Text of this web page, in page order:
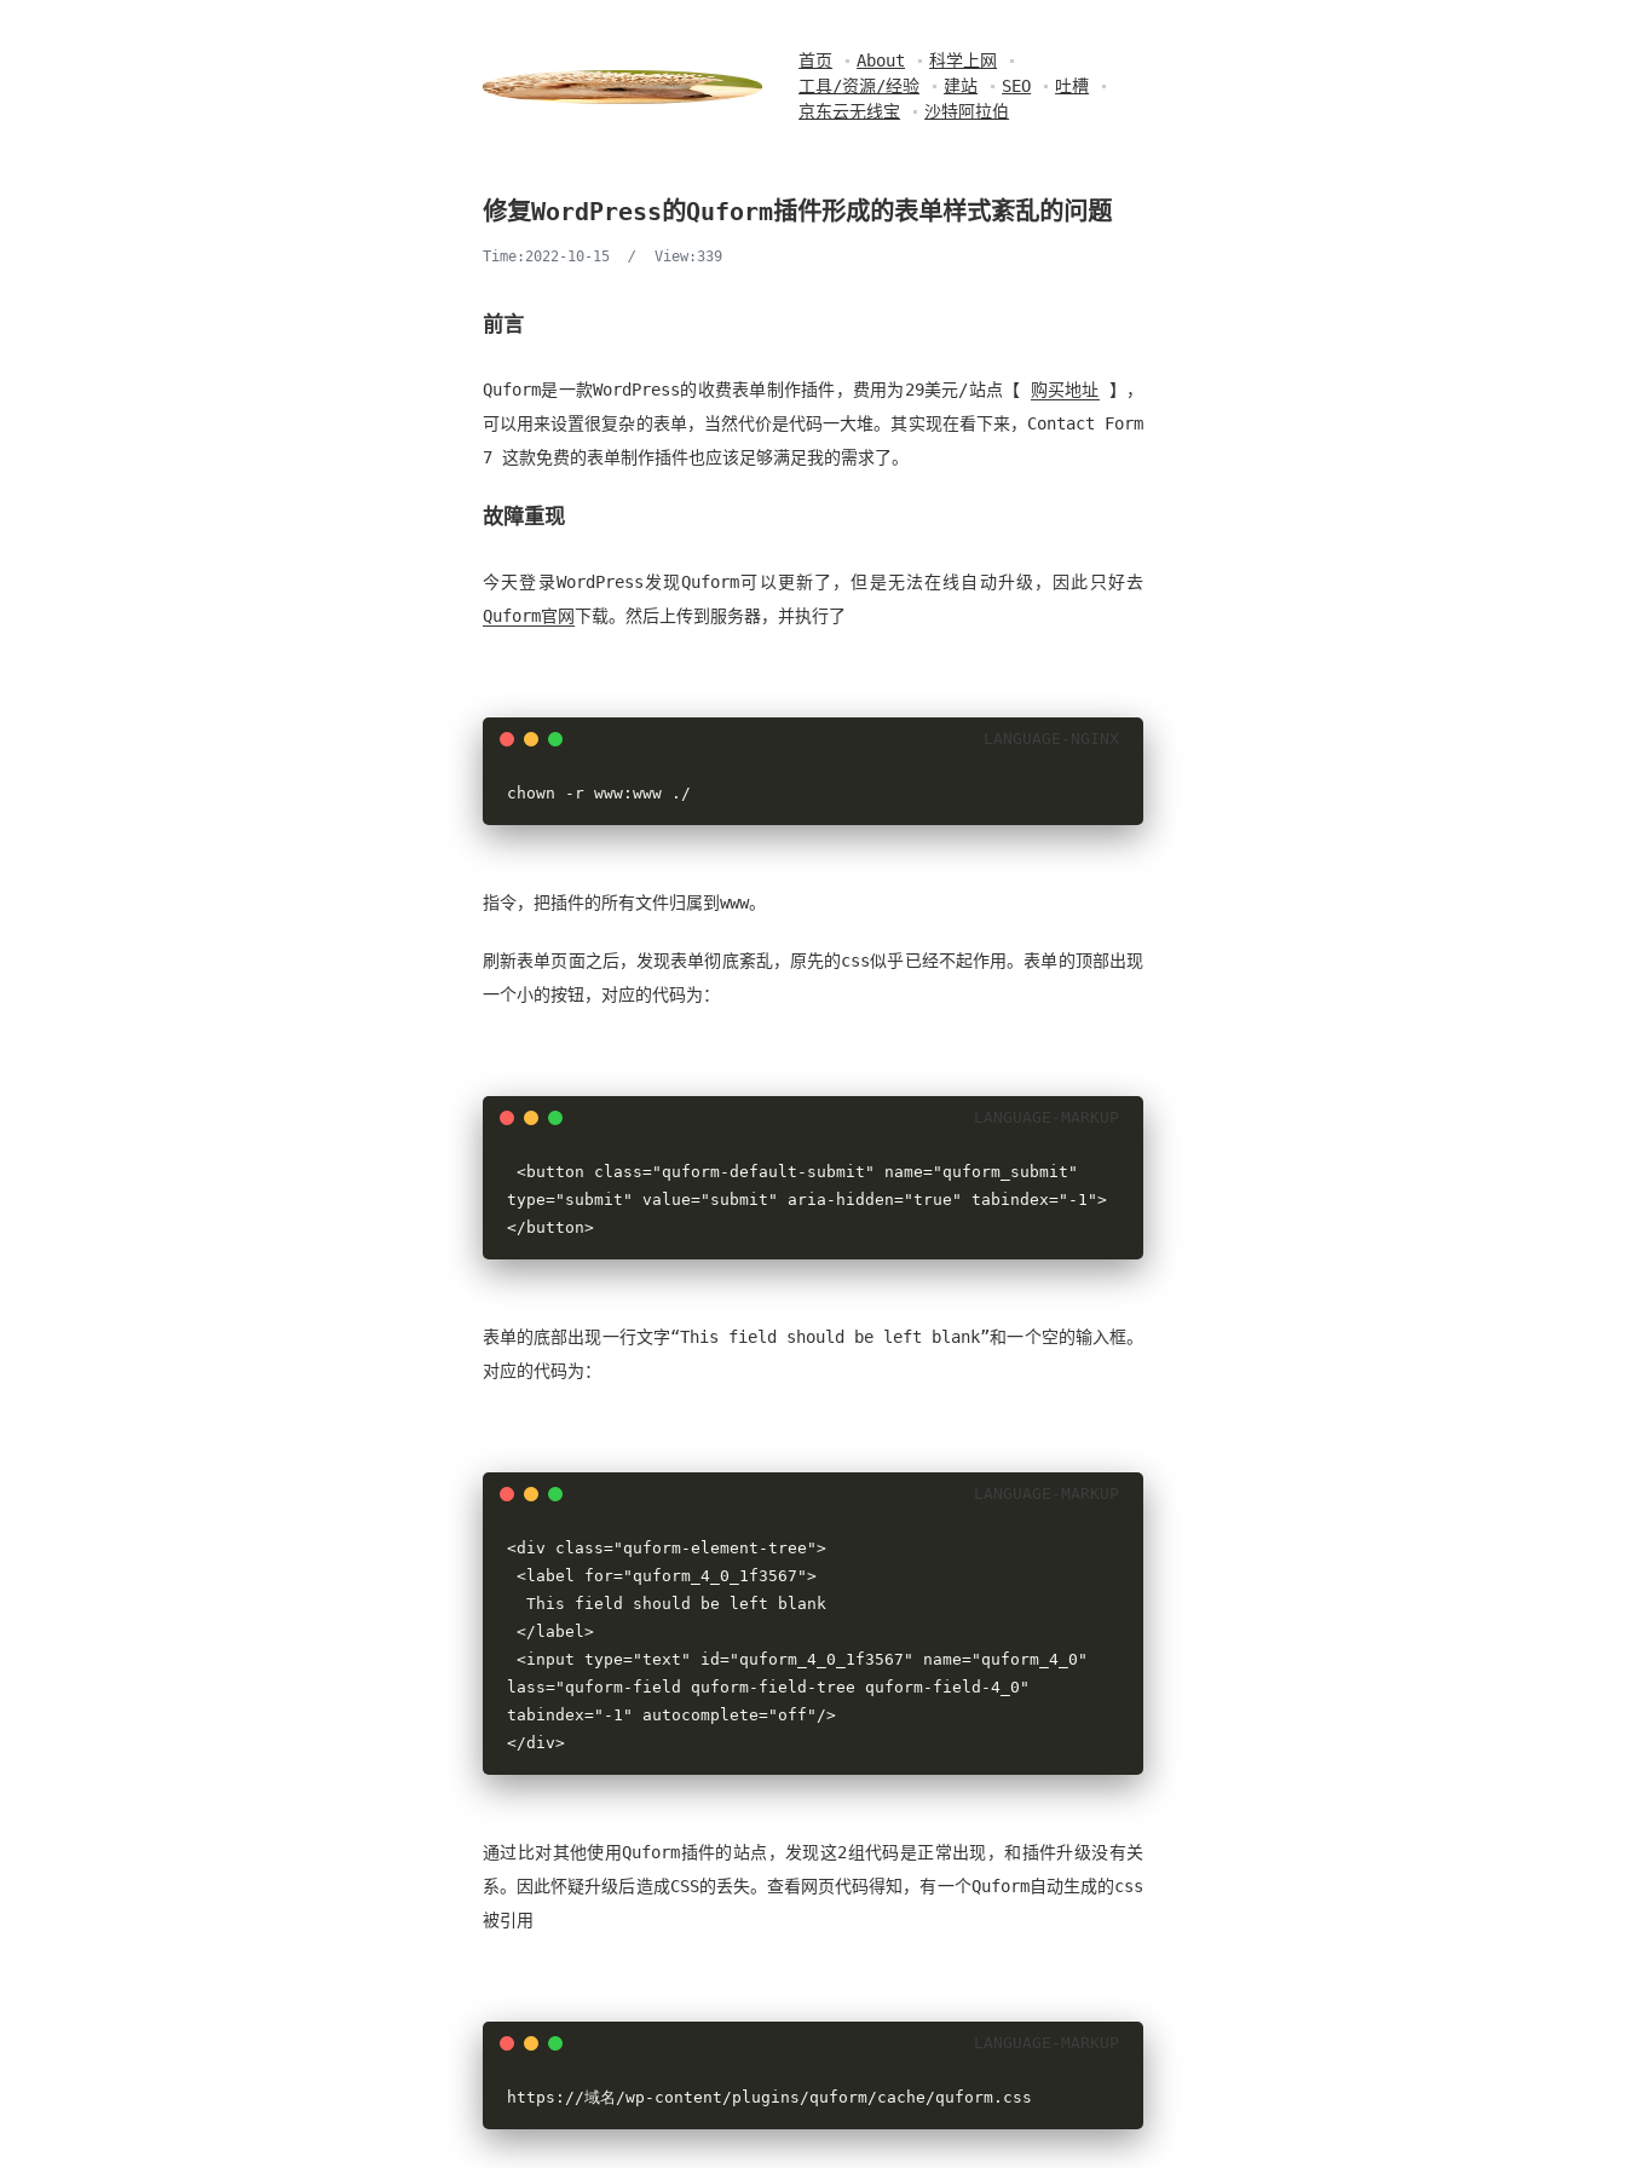
首页 About
科学上网
工具/资源/经验
建站 SEO
吐槽
京东云无线宝
沙特阿拉伯
修复WordPress的Quform插件形成的表单样式紊乱的问题
Time:2022-10-15 / View:339
前言
Quform是一款WordPress的收费表单制作插件，费用为29美元/站点【 购买地址 】，
可以用来设置很复杂的表单，当然代价是代码一大堆。其实现在看下来，Contact Form
7 这款免费的表单制作插件也应该足够满足我的需求了。
故障重现
今天登录WordPress发现Quform可以更新了，但是无法在线自动升级，因此只好去
Quform官网下载。然后上传到服务器，并执行了
chown -r www:www ./
指令，把插件的所有文件归属到www。
刷新表单页面之后，发现表单彻底紊乱，原先的css似乎已经不起作用。表单的顶部出现
一个小的按钮，对应的代码为：
<button class="quform-default-submit" name="quform_submit"
type="submit" value="submit" aria-hidden="true" tabindex="-1">
</button>
表单的底部出现一行文字“This field should be left blank”和一个空的输入框。
对应的代码为：
<div class="quform-element-tree">
lass="quform-field quform-field-tree quform-field-4_0"
tabindex="-1" autocomplete="off"/>
</div>
通过比对其他使用Quform插件的站点，发现这2组代码是正常出现，和插件升级没有关
系。因此怀疑升级后造成CSS的丢失。查看网页代码得知，有一个Quform自动生成的css
被引用
https://域名/wp-content/plugins/quform/cache/quform.css